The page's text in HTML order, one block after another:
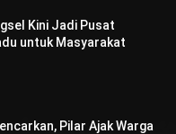
Kini Jadi Pusat
untuk Masyarakat
Pilar Ajak Warga